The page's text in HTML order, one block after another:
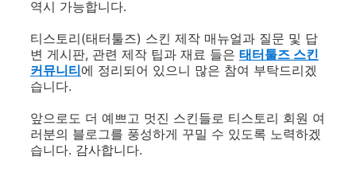
역시 가능합니다.
티스토리(태터툴즈) 스킨 제작 매뉴얼과 질문 및 답
변 게시판, 관련 제작 팁과 재료 들은 태터툴즈 스킨
커뮤니티에 정리되어 있으니 많은 참여 부탁드리겠
습니다.
앞으로도 더 예쁘고 멋진 스킨들로 티스토리 회원 여
러분의 블로그를 풍성하게 꾸밀 수 있도록 노력하겠
습니다. 감사합니다.